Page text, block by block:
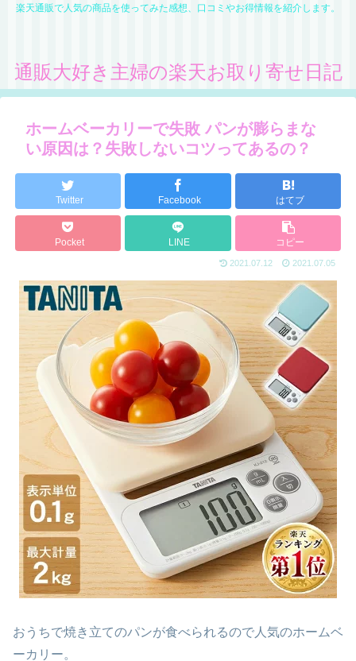
楽天通販で人気の商品を使ってみた感想、口コミやお得情報を紹介します。
通販大好き主婦の楽天お取り寄せ日記
ホームベーカリーで失敗 パンが膨らまな
い原因は？失敗しないコツってあるの？
Twitter Facebook はてブ
Pocket LINE コピー
2021.07.12 2021.07.05
おうちで焼き立てのパンが食べられるので人気のホームベ
ーカリー。